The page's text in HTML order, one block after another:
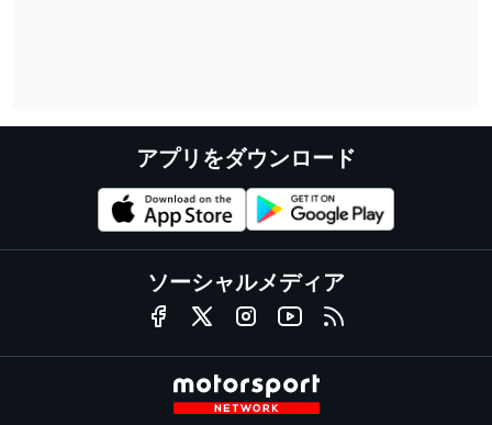
アプリをダウンロード
ソーシャルメディア